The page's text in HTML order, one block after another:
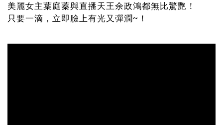
美麗女主葉庭蓁與直播天王余政鴻都無比驚艷！
只要一滴，立即臉上有光又彈潤~！